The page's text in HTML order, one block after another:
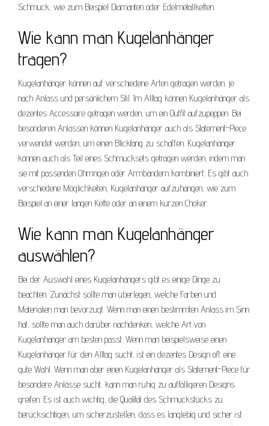
Schmuck, wie zum Beispiel Diamanten oder Edelmetallketten.
Wie kann man Kugelanhänger
tragen?
Kugelanhänger können auf verschiedene Arten getragen werden, je
nach Anlass und persönlichem Stil. Im Alltag können Kugelanhänger als
dezentes Accessoire getragen werden, um ein Outfit aufzupeppen. Bei
besonderen Anlässen können Kugelanhänger auch als Statement-Piece
verwendet werden, um einen Blickfang zu schaffen. Kugelanhänger
können auch als Teil eines Schmucksets getragen werden, indem man
sie mit passenden Ohrringen oder Armbändern kombiniert. Es gibt auch
verschiedene Möglichkeiten, Kugelanhänger aufzuhängen, wie zum
Beispiel an einer langen Kette oder an einem kurzen Choker.
Wie kann man Kugelanhänger
auswählen?
Bei der Auswahl eines Kugelanhängers gibt es einige Dinge zu
beachten. Zunächst sollte man überlegen, welche Farben und
Materialien man bevorzugt. Wenn man einen bestimmten Anlass im Sinn
hat, sollte man auch darüber nachdenken, welche Art von
Kugelanhänger am besten passt. Wenn man beispielsweise einen
Kugelanhänger für den Alltag sucht, ist ein dezentes Design oft eine
gute Wahl. Wenn man aber einen Kugelanhänger als Statement-Piece für
besondere Anlässe sucht, kann man ruhig zu auffälligeren Designs
greifen. Es ist auch wichtig, die Qualität des Schmuckstücks zu
berücksichtigen, um sicherzustellen, dass es langlebig und sicher ist.